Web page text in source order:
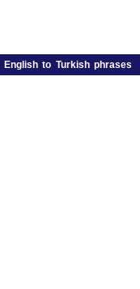
English to Turkish phrases